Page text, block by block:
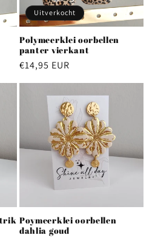
Uitverkocht
Polymeerklei oorbellen
panter vierkant
Normale
€14,95 EUR
Poymeerklei oorbellen
dahlia goud